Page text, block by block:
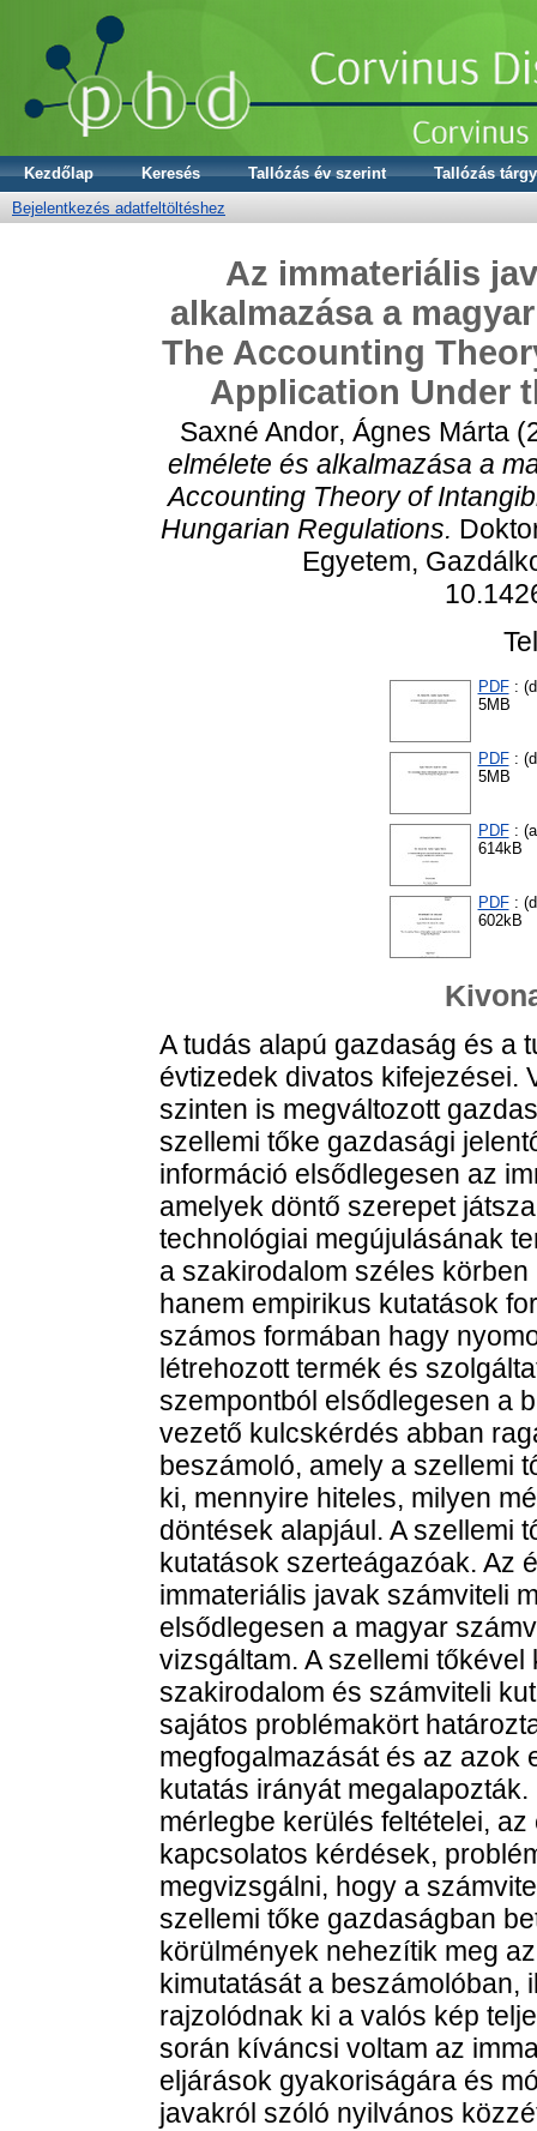
Kezdőlap Keresés Tallózás év szerint
Tallózás
Bejelentkezés adatfeltöltéshez
Az immateriális
alkalmazása a
The Accounting
Application Under
Saxné Andor, Ágnes Márta
elmélete és alkalmazása a
Accounting Theory of
Hungarian Regulations.
Egyetem,
PDF:
5MB
PDF:
5MB
PDF:
614kB
PDF:
602kB
A tudás alapú gazdaság és a
évtizedek divatos kifejezései.
szinten is megváltozott
szellemi tőke gazdasági
információ elsődlegesen az
amelyek döntő szerepet
technológiai megújulásának
a szakirodalom széles
hanem empirikus kutatások
számos formában hagy
létrehozott termék és
szempontból elsődlegesen a
vezető kulcskérdés abban
beszámoló, amely a szellemi
ki, mennyire hiteles, milyen
döntések alapjául. A szellemi
kutatások szerteágazóak. Az
immateriális javak számviteli
elsődlegesen a magyar
vizsgáltam. A szellemi
szakirodalom és számviteli
sajátos problémakört
megfogalmazását és az azok
kutatás irányát
mérlegbe kerülés feltételei,
kapcsolatos kérdések,
megvizsgálni, hogy a
szellemi tőke gazdaságban
körülmények nehezítik meg
kimutatását a beszámolóban,
rajzolódnak ki a valós kép
során kíváncsi voltam az
eljárások gyakoriságára és
javakról szóló nyilvános